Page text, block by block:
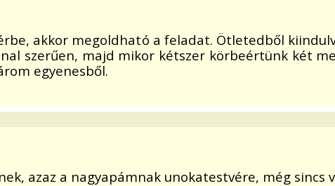
akkor megoldható a feladat. Ötletedből
szerűen, majd mikor kétszer körbeértünk két
egyenesből.
azaz a nagyapámnak unokatestvére, még sincs